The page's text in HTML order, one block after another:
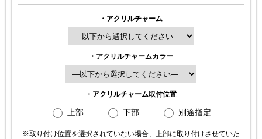
・アクリルチャーム
・アクリルチャームカラー
・アクリルチャーム取付位置
上部 下部 別途指定
※取り付け位置を選択されていない場合、上部に取り付けさせていた